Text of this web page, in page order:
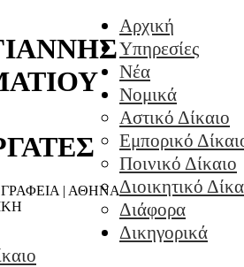
| ΑΘΗΝΑ
Αρχική
Υπηρεσίες
Νέα
Νομικά
Αστικό Δίκαιο
Εμπορικό
Ποινικό Δίκαιο
Διοικητικό
Διάφορα
Δικηγορικά